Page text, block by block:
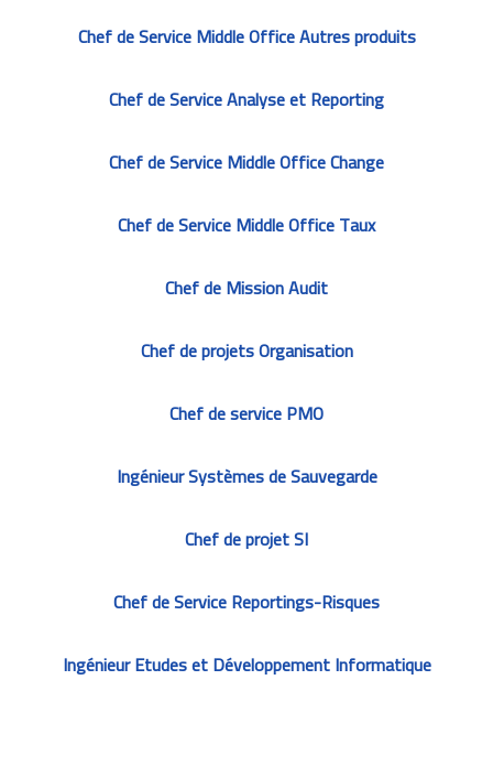
Chef de Service Middle Office Autres produits
Chef de Service Analyse et Reporting
Chef de Service Middle Office Change
Chef de Service Middle Office Taux
Chef de Mission Audit
Chef de projets Organisation
Chef de service PMO
Ingénieur Systèmes de Sauvegarde
Chef de projet SI
Chef de Service Reportings-Risques
Ingénieur Etudes et Développement Informatique